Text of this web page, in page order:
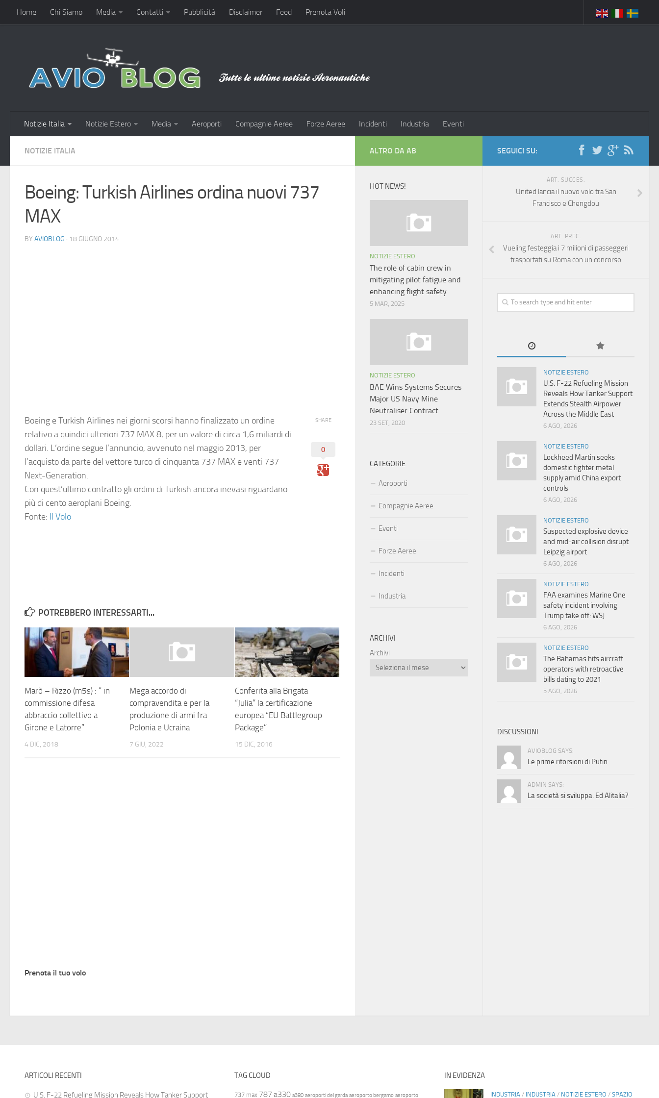
Home Chi Siamo Media Contatti Pubblicità Disclaimer Feed Prenota Voli
Notizie Italia Notizie Estero Media Aeroporti Compagnie Aeree Forze Aeree Incidenti Industria Eventi
NOTIZIE ITALIA
Boeing: Turkish Airlines ordina nuovi 737
MAX
BY AVIOBLOG · 18 GIUGNO 2014
Boeing eTurkish Airlines nei giorni scorsi hanno finalizzato un ordine
relativo a quindici ulteriori 737 MAX 8, per un valore di circa 1,6 miliardi di
dollari. L’ordine segue l’annuncio, avvenuto nel maggio 2013, per
l’acquisto da parte del vettore turco di cinquanta 737 MAX e venti 737
Next-Generation.
Con quest’ultimo contratto gli ordini di Turkish ancora inevasi riguardano
più di cento aeroplani Boeing.
Fonte: Il Volo
SHARE
0
POTREBBERO INTERESSARTI...
Marò – Rizzo (m5s) : “ in
commissione difesa
abbraccio collettivo a
Girone e Latorre”
4 DIC, 2018
Mega accordo di
compravendita e per la
produzione di armi fra
Polonia e Ucraina
7 GIU, 2022
Conferita alla Brigata
“Julia” la certificazione
europea “EU Battlegroup
Package”
15 DIC, 2016
Prenota il tuo volo
SEGUICI SU:
ART. SUCCES.
United lancia il nuovo volo tra San
Francisco e Chengdou
ART. PREC.
Vueling festeggia i 7 milioni di passeggeri
trasportati su Roma con un concorso
NOTIZIE ESTERO
U.S. F-22 Refueling Mission
Reveals How Tanker Support
Extends Stealth Airpower
Across the Middle East
6 AGO, 2026
NOTIZIE ESTERO
Lockheed Martin seeks
domestic fighter metal
supply amid China export
controls
6 AGO, 2026
NOTIZIE ESTERO
Suspected explosive device
and mid-air collision disrupt
Leipzig airport
6 AGO, 2026
NOTIZIE ESTERO
FAA examines Marine One
safety incident involving
Trump take off: WSJ
6 AGO, 2026
NOTIZIE ESTERO
The Bahamas hits aircraft
operators with retroactive
bills dating to 2021
5 AGO, 2026
DISCUSSIONI
AVIOBLOG SAYS:
Le prime ritorsioni di Putin
ADMIN SAYS:
La società si sviluppa. Ed Alitalia?
ALTRO DA AB
HOT NEWS!
NOTIZIE ESTERO
The role of cabin crew in
mitigating pilot fatigue and
enhancing flight safety
5 MAR, 2025
NOTIZIE ESTERO
BAE Wins Systems Secures
Major US Navy Mine
Neutraliser Contract
23 SET, 2020
CATEGORIE
Aeroporti
Compagnie Aeree
Eventi
Forze Aeree
Incidenti
Industria
ARCHIVI
Archivi
ARTICOLI RECENTI
U.S. F-22 Refueling Mission Reveals How Tanker Support
TAG CLOUD
737 max 787 a330 a380 aeroporti del garda aeroporto bergamo aeroporto
IN EVIDENZA
INDUSTRIA/ INDUSTRIA/ NOTIZIE ESTERO / SPAZIO